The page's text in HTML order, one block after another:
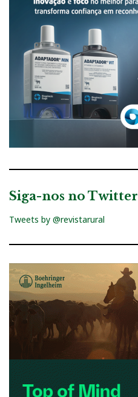
Siga-nos no Twitter
Tweets by @revistarural